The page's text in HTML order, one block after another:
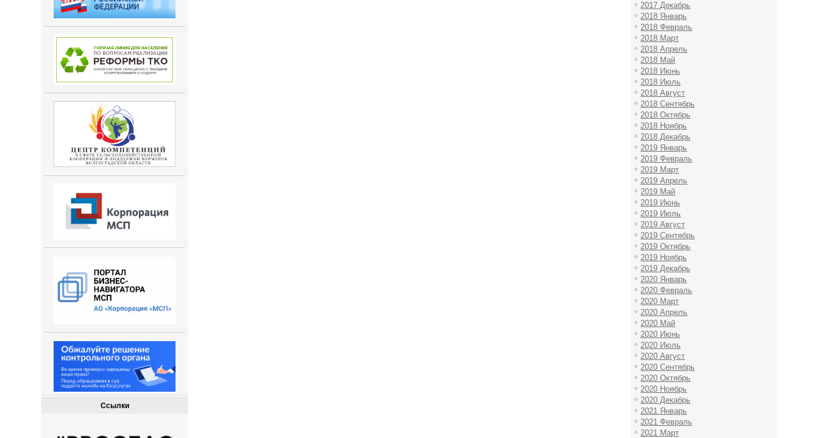
Ссылки
2017 Декабрь
2018 Январь
2018 Февраль
2018 Март
2018 Апрель
2018 Май
2018 Июнь
2018 Июль
2018 Август
2018 Сентябрь
2018 Октябрь
2018 Ноябрь
2018 Декабрь
2019 Январь
2019 Февраль
2019 Март
2019 Апрель
2019 Май
2019 Июнь
2019 Июль
2019 Август
2019 Сентябрь
2019 Октябрь
2019 Ноябрь
2019 Декабрь
2020 Январь
2020 Февраль
2020 Март
2020 Апрель
2020 Май
2020 Июнь
2020 Июль
2020 Август
2020 Сентябрь
2020 Октябрь
2020 Ноябрь
2020 Декабрь
2021 Январь
2021 Февраль
2021 Март